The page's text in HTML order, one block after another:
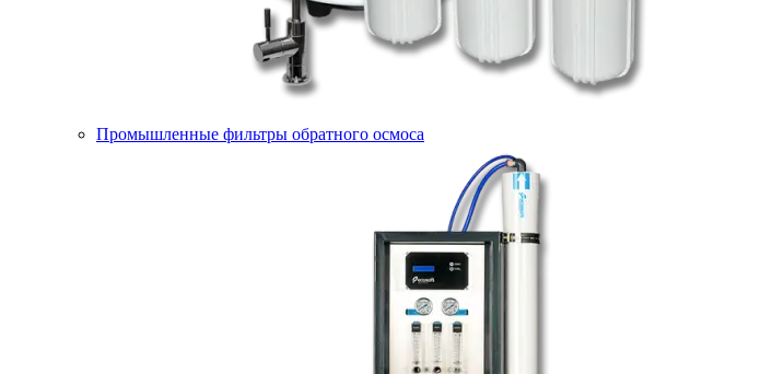
Промышленные фильтры обратного осмоса